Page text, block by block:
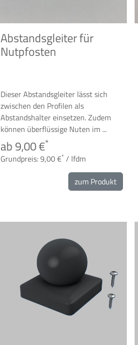
Abstandsgleiter für
Nutpfosten
Dieser Abstandsgleiter lässt sich
zwischen den Profilen als
Abstandshalter einsetzen. Zudem
können überflüssige Nuten im ...
ab 9,00 €*
Grundpreis: 9,00 €* / lfdm
zum Produkt